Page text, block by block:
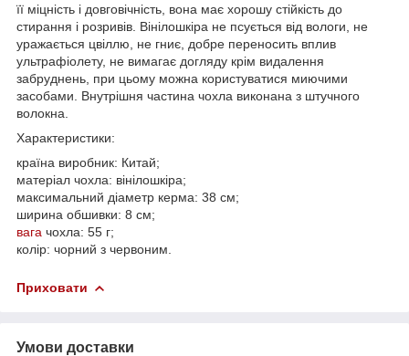
її міцність і довговічність, вона має хорошу стійкість до
стирання і розривів. Вінілошкіра не псується від вологи, не
уражається цвіллю, не гниє, добре переносить вплив
ультрафіолету, не вимагає догляду крім видалення
забруднень, при цьому можна користуватися миючими
засобами. Внутрішня частина чохла виконана з штучного
волокна.
Характеристики:
країна виробник: Китай;
матеріал чохла: вінілошкіра;
максимальний діаметр керма: 38 см;
ширина обшивки: 8 см;
вага чохла: 55 г;
колір: чорний з червоним.
Приховати
Умови доставки